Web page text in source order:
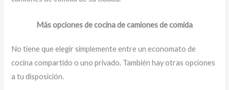
Más opciones de cocina de camiones de comida
No tiene que elegir simplemente entre un economato de
cocina compartido o uno privado. También hay otras opciones
a tu disposición.